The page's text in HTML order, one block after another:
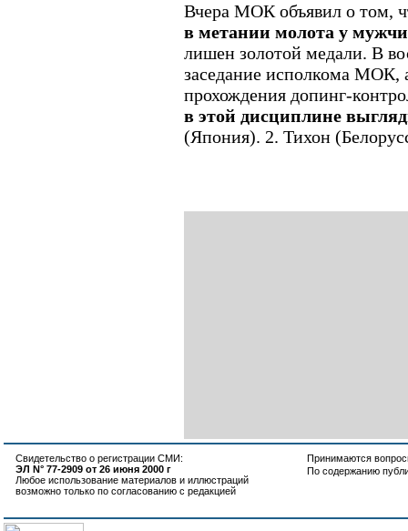
Вчера МОК объявил о том,
в метании молота у
лишен золотой медали. В
заседание исполкома МОК,
прохождения допинг-
в этой дисциплине
(Япония). 2. Тихон
Свидетельство о регистрации СМИ:
ЭЛ N° 77-2909 от 26 июня 2000 г
Любое использование материалов и иллюстраций
возможно только по согласованию с редакцией
Принимаются
По содержанию